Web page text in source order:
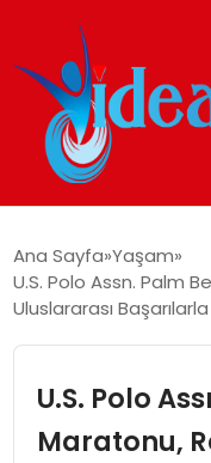
GÜNDEM
Ana Sayfa Yaşam
U.S. Polo Assn. Palm
Uluslararası
U.S. Polo
Maratonu,